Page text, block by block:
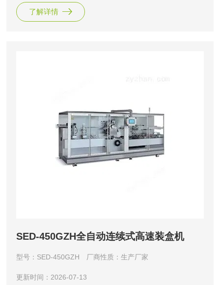
送、纸盒成形、后部推料机构相关技术达到欧美标准；简洁式
的外观设计和 后部连续式推料的结构使操作、维护更加简
了解详情
SED-450GZH全自动连续式高速装盒机
型号：SED-450GZH 厂商性质：生产厂家
更新时间：2026-07-13